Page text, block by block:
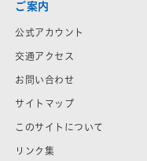
ご案内
公式アカウント
交通アクセス
お問い合わせ
サイトマップ
このサイトについて
リンク集